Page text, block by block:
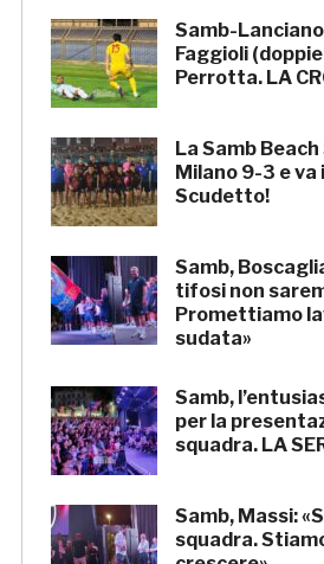
Samb-
Faggioli
Perrotta. LA
La Samb
Milano 9-3 e
Scudetto!
Samb,
tifosi non
Promettiamo
sudata»
Samb,
per la
squadra. LA
Samb, Massi:
squadra.